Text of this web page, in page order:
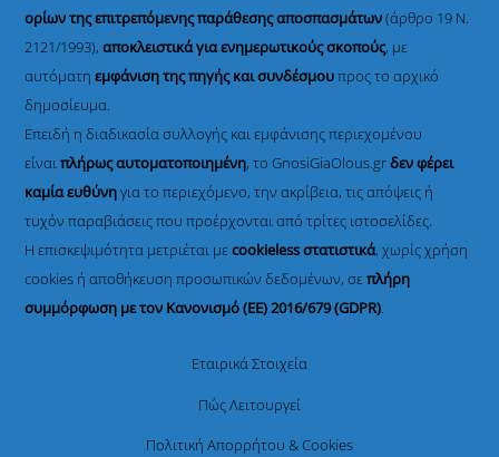
ορίων της επιτρεπόμενης παράθεσης αποσπασμάτων(άρθρο 19 Ν.
2121/1993), αποκλειστικά για ενημερωτικούς σκοπούς, με
αυτόματηεμφάνιση της πηγής και συνδέσμουπρος το αρχικό
δημοσίευμα.
Επειδή η διαδικασία συλλογής και εμφάνισης περιεχομένου
είναιπλήρως αυτοματοποιημένη, το GnosiGiaOlous.grδεν φέρει
καμία ευθύνηγια το περιεχόμενο, την ακρίβεια, τις απόψεις ή
τυχόν παραβιάσεις που προέρχονται από τρίτες ιστοσελίδες.
Η επισκεψιμότητα μετριέται μεcookieless στατιστικά, χωρίς χρήση
cookies ή αποθήκευση προσωπικών δεδομένων, σεπλήρη
συμμόρφωση με τον Κανονισμό (ΕΕ) 2016/679 (GDPR).
Εταιρικά Στοιχεία
Πώς Λειτουργεί
Πολιτική Απορρήτου & Cookies